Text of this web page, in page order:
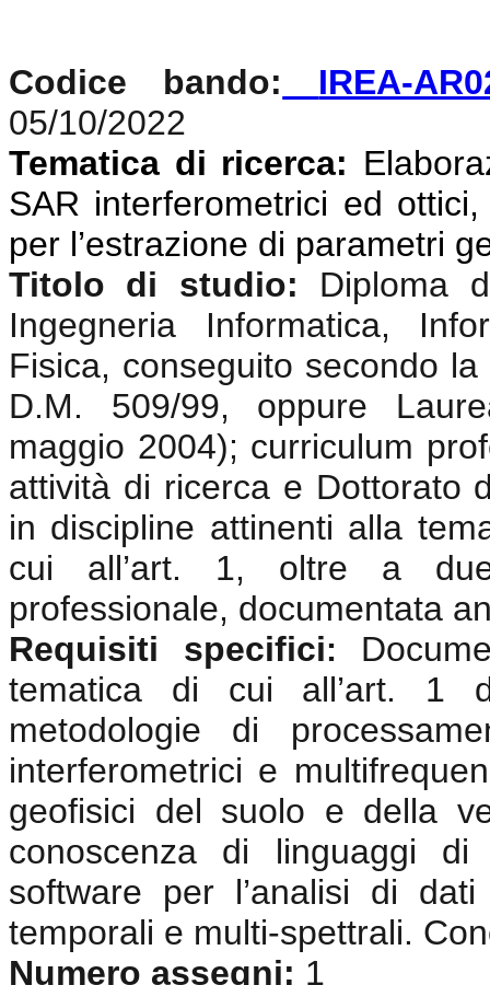
Codice bando:
IREA-
05/10/2022
Tematica di ricerca:
SAR interferometrici ed
per l’estrazione di parametri
Titolo di studio:
Diploma
Ingegneria Informatica,
Fisica, conseguito secondo
D.M. 509/99, oppure
maggio 2004); curriculum
attività di ricerca e Dottorato
in discipline attinenti alla
cui all’art. 1, oltre a
professionale, documentata
Requisiti specifici:
tematica di cui all’art. 1
metodologie di
interferometrici e
geofisici del suolo e della
conoscenza di linguaggi
software per l’analisi di
temporali e multi-spettrali.
Numero assegni: 1